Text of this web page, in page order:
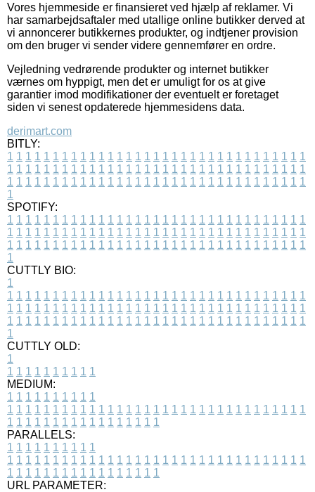
Vores hjemmeside er finansieret ved hjælp af reklamer. Vi
har samarbejdsaftaler med utallige online butikker derved at
vi annoncerer butikkernes produkter, og indtjener provision
om den bruger vi sender videre gennemfører en ordre.
Vejledning vedrørende produkter og internet butikker
værnes om hyppigt, men det er umuligt for os at give
garantier imod modifikationer der eventuelt er foretaget
siden vi senest opdaterede hjemmesidens data.
derimart.com
BITLY:
1 1 1 1 1 1 1 1 1 1 1 1 1 1 1 1 1 1 1 1 1 1 1 1 1 1 1 1 1 1 1 1 1
1 1 1 1 1 1 1 1 1 1 1 1 1 1 1 1 1 1 1 1 1 1 1 1 1 1 1 1 1 1 1 1 1
1 1 1 1 1 1 1 1 1 1 1 1 1 1 1 1 1 1 1 1 1 1 1 1 1 1 1 1 1 1 1 1 1
1
SPOTIFY:
1 1 1 1 1 1 1 1 1 1 1 1 1 1 1 1 1 1 1 1 1 1 1 1 1 1 1 1 1 1 1 1 1
1 1 1 1 1 1 1 1 1 1 1 1 1 1 1 1 1 1 1 1 1 1 1 1 1 1 1 1 1 1 1 1 1
1 1 1 1 1 1 1 1 1 1 1 1 1 1 1 1 1 1 1 1 1 1 1 1 1 1 1 1 1 1 1 1 1
1
CUTTLY BIO:
1
1 1 1 1 1 1 1 1 1 1 1 1 1 1 1 1 1 1 1 1 1 1 1 1 1 1 1 1 1 1 1 1 1
1 1 1 1 1 1 1 1 1 1 1 1 1 1 1 1 1 1 1 1 1 1 1 1 1 1 1 1 1 1 1 1 1
1 1 1 1 1 1 1 1 1 1 1 1 1 1 1 1 1 1 1 1 1 1 1 1 1 1 1 1 1 1 1 1 1
1
CUTTLY OLD:
1
1 1 1 1 1 1 1 1 1 1
MEDIUM:
1 1 1 1 1 1 1 1 1 1
1 1 1 1 1 1 1 1 1 1 1 1 1 1 1 1 1 1 1 1 1 1 1 1 1 1 1 1 1 1 1 1 1
1 1 1 1 1 1 1 1 1 1 1 1 1 1 1 1 1
PARALLELS:
1 1 1 1 1 1 1 1 1 1
1 1 1 1 1 1 1 1 1 1 1 1 1 1 1 1 1 1 1 1 1 1 1 1 1 1 1 1 1 1 1 1 1
1 1 1 1 1 1 1 1 1 1 1 1 1 1 1 1 1
URL PARAMETER: